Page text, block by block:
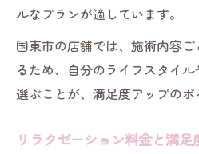
ルなプランが適しています。
国東市の店舗では、施術内容
るため、自分のライフスタイ
選ぶことが、満足度アップのポ
リラクゼーション料金と満足